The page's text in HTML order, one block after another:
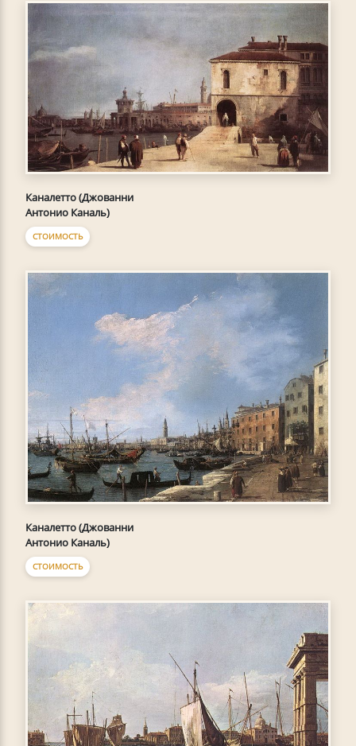
Каналетто (Джованни
Антонио Каналь)
СТОИМОСТЬ
Каналетто (Джованни
Антонио Каналь)
СТОИМОСТЬ